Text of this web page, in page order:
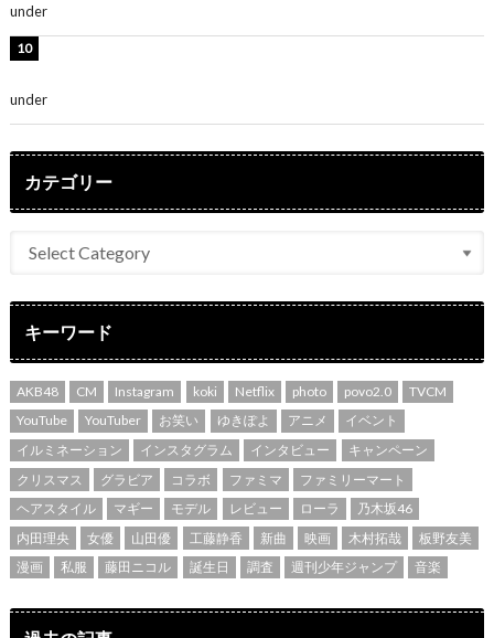
under
under
カテゴリー
キーワード
AKB48 CM Instagram koki Netflix photo povo2.0
TVCM
YouTube
YouTuber お笑い ゆきぽよ アニメ
イベント
イルミネーション
インスタグラム インタビュー
キャンペーン
クリスマス
グラビア コラボ ファミマ
ファミリーマート
ヘアスタイル
マギー モデル レビュー ローラ
乃木坂46
内田理央
女優 山田優 工藤静香 新曲 映画 木村拓哉
板野友美
漫画
私服 藤田ニコル 誕生日 調査 週刊少年ジャンプ 音楽